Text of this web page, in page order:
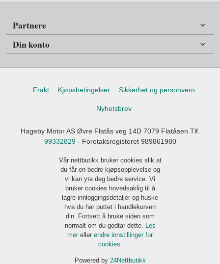
Partnere
Din konto
Frakt Kjøpsbetingelser Sikkerhet og personvern
Nyhetsbrev
Hageby Motor AS Øvre Flatås veg 14D 7079 Flatåsen Tlf.
99332829- Foretaksregisteret 989861980
Vår nettbutikk bruker cookies slik at
du får en bedre kjøpsopplevelse og
vi kan yte deg bedre service. Vi
bruker cookies hovedsaklig til å
lagre innloggingsdetaljer og huske
hva du har puttet i handlekurven
din. Fortsett å bruke siden som
normalt om du godtar dette.
Les
mer eller endre innstillinger for
cookies.
Powered by 24Nettbutikk